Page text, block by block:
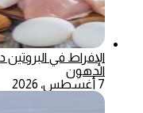
الإفراط في
الدهون
7 أغسطس، 2026